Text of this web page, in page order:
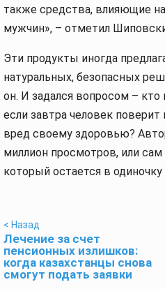
также средства, влияющие
мужчин», – отметил
Эти продукты иногда
натуральных, безопасных
он. И задался вопросом –
если завтра человек
вред своему здоровью?
миллион просмотров, или сам
который остается в
< Назад
Лечение за счет
пенсионных излишков:
когда казахстанцы снова
смогут подать заявки